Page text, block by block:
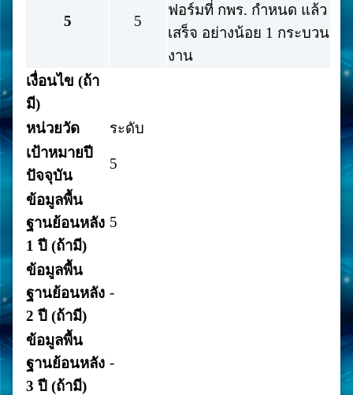
5 5
ฟอร์มที่ กพร. กำหนด แล้ว
เสร็จ อย่างน้อย 1 กระบวน
งาน
เงื่อนไข (ถ้า
มี)
หน่วยวัด
ระดับ
เป้าหมายปี
ปัจจุบัน
5
ข้อมูลพื้น
ฐานย้อนหลัง
1 ปี (ถ้ามี)
5
ข้อมูลพื้น
ฐานย้อนหลัง
2 ปี (ถ้ามี)
-
ข้อมูลพื้น
ฐานย้อนหลัง
3 ปี (ถ้ามี)
-